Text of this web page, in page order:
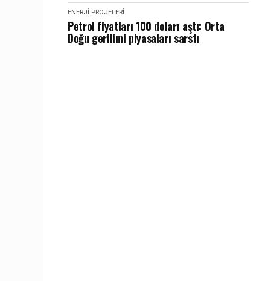
ENERJI PROJELERI
Petrol fiyatları 100 doları aştı: Orta
Doğu gerilimi piyasaları sarstı